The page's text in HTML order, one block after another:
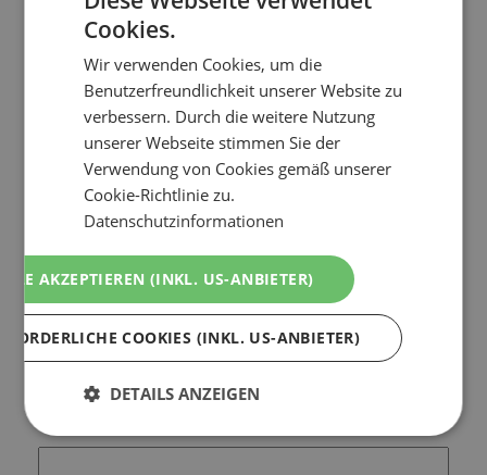
Anzahl der Kinder
Anrede*
Cookies.
Wir verwenden Cookies, um die
Benutzerfreundlichkeit unserer Website zu
verbessern. Durch die weitere Nutzung
unserer Webseite stimmen Sie der
Verwendung von Cookies gemäß unserer
Cookie-Richtlinie zu.
Datenschutzinformationen
AKZEPTIEREN (INKL. US-ANBIETER)
COOKIES (INKL. US-ANBIETER)
DETAILS ANZEIGEN